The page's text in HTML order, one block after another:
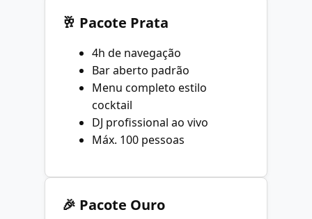
🥂 Pacote Prata
4h de navegação
Bar aberto padrão
Menu completo estilo
cocktail
DJ profissional ao vivo
Máx. 100 pessoas
🎉 Pacote Ouro